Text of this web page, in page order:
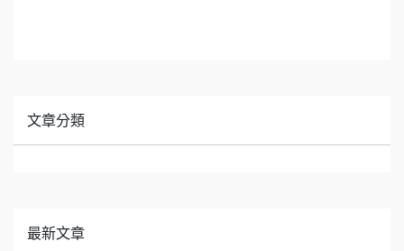
文章分類
最新文章